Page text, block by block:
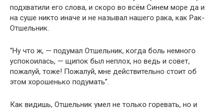
подхватили его слова, и скоро во всём Синем море да и
на суше никто иначе и не называл нашего рака, как Рак-
Отшельник.
“Ну что ж, — подумал Отшельник, когда боль немного
успокоилась, — щипок был неплох, но ведь и совет,
пожалуй, тоже! Пожалуй, мне действительно стоит об
этом хорошенько подумать”.
Как видишь, Отшельник умел не только горевать, но и